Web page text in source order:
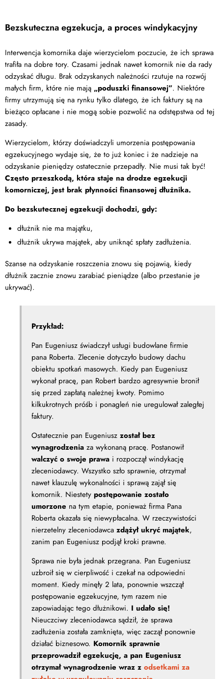
Bezskuteczna egzekucja, a proces windykacyjny
Interwencja komornika daje wierzycielom poczucie, że ich sprawa
trafiła na dobre tory. Czasami jednak nawet komornik nie da rady
odzyskać długu. Brak odzyskanych należności rzutuje na rozwój
małych firm, które nie mają „poduszki finansowej”. Niektóre
firmy utrzymują się na rynku tylko dlatego, że ich faktury są na
bieżąco opłacane i nie mogą sobie pozwolić na odstępstwa od tej
zasady.
Wierzycielom, którzy doświadczyli umorzenia postępowania
egzekucyjnego wydaje się, że to już koniec i że nadzieje na
odzyskanie pieniędzy ostatecznie przepadły. Nie musi tak być!
Często przeszkodą, która staje na drodze egzekucji
komorniczej, jest brak płynności finansowej dłużnika.
Do bezskutecznej egzekucji dochodzi, gdy:
dłużnik nie ma majątku,
dłużnik ukrywa majątek, aby uniknąć spłaty zadłużenia.
Szanse na odzyskanie roszczenia znowu się pojawią, kiedy
dłużnik zacznie znowu zarabiać pieniądze (albo przestanie je
ukrywać).
Przykład:
Pan Eugeniusz świadczył usługi budowlane firmie
pana Roberta. Zlecenie dotyczyło budowy dachu
obiektu spotkań masowych. Kiedy pan Eugeniusz
wykonał pracę, pan Robert bardzo agresywnie bronił
się przed zapłatą należnej kwoty. Pomimo
kilkukrotnych próśb i ponagleń nie uregulował zaległej
faktury.
Ostatecznie pan Eugeniusz został bez
wynagrodzenia za wykonaną pracę. Postanowił
walczyć o swoje prawa i rozpoczął windykację
zleceniodawcy. Wszystko szło sprawnie, otrzymał
nawet klauzulę wykonalności i sprawą zajął się
komornik. Niestety postępowanie zostało
umorzone na tym etapie, ponieważ firma Pana
Roberta okazała się niewypłacalna. W rzeczywistości
nierzetelny zleceniodawca zdążył ukryć majątek,
zanim pan Eugeniusz podjął kroki prawne.
Sprawa nie była jednak przegrana. Pan Eugeniusz
uzbroił się w cierpliwość i czekał na odpowiedni
moment. Kiedy minęły 2 lata, ponownie wszczął
postępowanie egzekucyjne, tym razem nie
zapowiadając tego dłużnikowi. I udało się!
Nieuczciwy zleceniodawca sądził, że sprawa
zadłużenia została zamknięta, więc zaczął ponownie
działać biznesowo. Komornik sprawnie
przeprowadził egzekucję, a pan Eugeniusz
otrzymał wynagrodzenie wraz z odsetkami za